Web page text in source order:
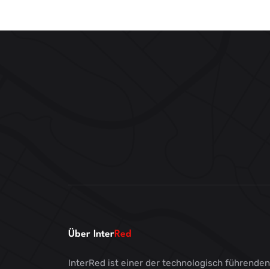
Über InterRed
InterRed ist einer der technologisch führenden